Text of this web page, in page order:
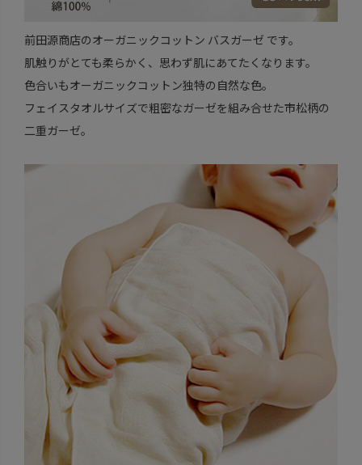
前田源商店のオーガニックコットン バスガーゼ です。
肌触りがとても柔らかく、思わず肌にあてたくなります。
色合いもオーガニックコットン独特の自然な色。
フェイスタオルサイズで粗密なガーゼを組み合せた市松柄の
二重ガーゼ。